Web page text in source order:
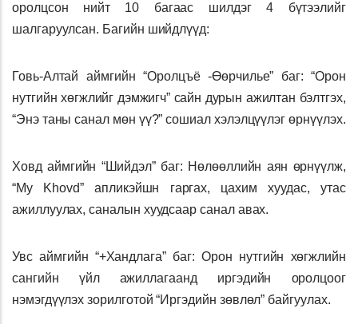
оролцсон нийт 10 багаас шилдэг 4 бүтээлийг
шалгаруулсан. Багийн шийдлүүд:
Говь-Алтай аймгийн “Оролцъё -Өөрчилье” баг: “Орон
нутгийн хөгжлийг дэмжигч” сайн дурын ажилтан бэлтгэх,
“Энэ таны санал мөн үү?” сошиал хэлэлцүүлэг өрнүүлэх.
Ховд аймгийн “Шийдэл” баг: Нөлөөллийн аян өрнүүлж,
“My Khovd” апликэйшн гаргах, цахим хуудас, утас
ажиллуулах, саналын хуудсаар санал авах.
Увс аймгийн “+Хандлага” баг: Орон нутгийн хөгжлийн
сангийн үйл ажиллагаанд иргэдийн оролцоог
нэмэгдүүлэх зорилготой “Иргэдийн зөвлөл” байгуулах.